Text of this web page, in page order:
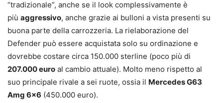
“tradizionale”, anche se il look complessivamente è
più aggressivo, anche grazie ai bulloni a vista presenti su
buona parte della carrozzeria. La rielaborazione del
Defender può essere acquistata solo su ordinazione e
dovrebbe costare circa 150.000 sterline (poco più di
207.000 euro al cambio attuale). Molto meno rispetto al
suo principale rivale a sei ruote, ossia il Mercedes G63
Amg 6×6 (450.000 euro).